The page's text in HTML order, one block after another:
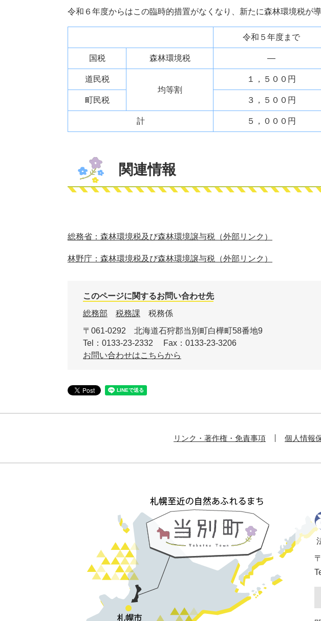
令和６年度からはこの臨時的措置がなくなり、新たに森林環境税が導
令和５年度まで
国税 森林環境税 ―
道民税
均等割
１，５００円
町民税 ３，５００円
計 ５，０００円
関連情報
総務省：森林環境税及び森林環境譲与税（外部リンク）
林野庁：森林環境税及び森林環境譲与税（外部リンク）
このページに関するお問い合わせ先
総務部
税務課
税務係
〒061-0292
北海道石狩郡当別町白樺町58番地9
Tel：0133-23-2332
Fax：0133-23-3206
お問い合わせはこちらから
リンク・著作権・免責事項 個人情報